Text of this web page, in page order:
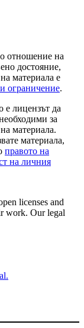
отношение на
достояние,
материала е
ограничение.
е лицензът да
за
материала.
материала,
правото на
на личния
licenses and
work. Our legal